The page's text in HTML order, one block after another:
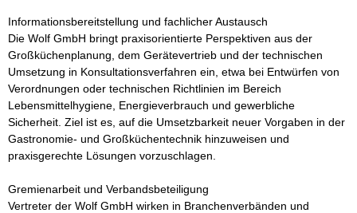
Informationsbereitstellung und fachlicher Austausch
Die Wolf GmbH bringt praxisorientierte Perspektiven aus der
Großküchenplanung, dem Gerätevertrieb und der technischen
Umsetzung in Konsultationsverfahren ein, etwa bei Entwürfen von
Verordnungen oder technischen Richtlinien im Bereich
Lebensmittelhygiene, Energieverbrauch und gewerbliche
Sicherheit. Ziel ist es, auf die Umsetzbarkeit neuer Vorgaben in der
Gastronomie- und Großküchentechnik hinzuweisen und
praxisgerechte Lösungen vorzuschlagen.
Gremienarbeit und Verbandsbeteiligung
Vertreter der Wolf GmbH wirken in Branchenverbänden und